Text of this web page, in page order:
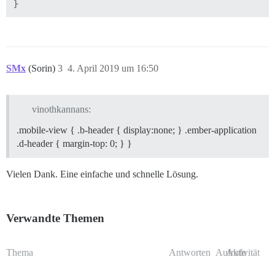
SMx (Sorin) 4. April 2019 um 16:50
3
vinothkannans:
.mobile-view { .b-header { display:none; } .ember-application
.d-header { margin-top: 0; } }
Vielen Dank. Eine einfache und schnelle Lösung.
Verwandte Themen
Thema Antworten Aufrufe
Aktivität